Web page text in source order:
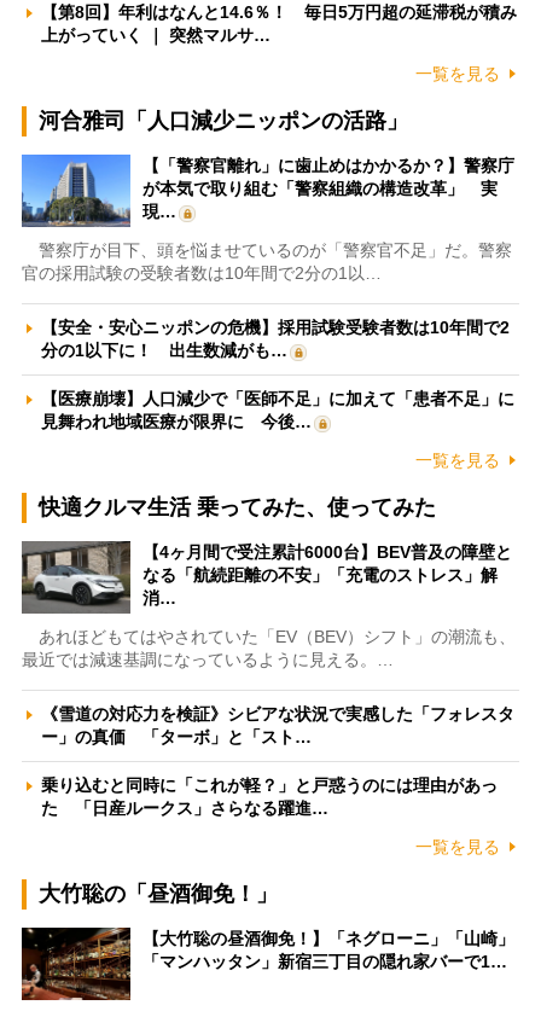
【第8回】年利はなんと14.6％！ 毎日5万円超の延滞税が積み
上がっていく ｜ 突然マルサ…
一覧を見る
河合雅司「人口減少ニッポンの活路」
【「警察官離れ」に歯止めはかかるか？】警察庁
が本気で取り組む「警察組織の構造改革」 実
現…
警察庁が目下、頭を悩ませているのが「警察官不足」だ。警察
官の採用試験の受験者数は10年間で2分の1以…
【安全・安心ニッポンの危機】採用試験受験者数は10年間で2
分の1以下に！ 出生数減がも…
【医療崩壊】人口減少で「医師不足」に加えて「患者不足」に
見舞われ地域医療が限界に 今後…
一覧を見る
快適クルマ生活 乗ってみた、使ってみた
【4ヶ月間で受注累計6000台】BEV普及の障壁と
なる「航続距離の不安」「充電のストレス」解
消…
あれほどもてはやされていた「EV（BEV）シフト」の潮流も、
最近では減速基調になっているように見える。…
《雪道の対応力を検証》シビアな状況で実感した「フォレスタ
ー」の真価 「ターボ」と「スト…
乗り込むと同時に「これが軽？」と戸惑うのには理由があっ
た 「日産ルークス」さらなる躍進…
一覧を見る
大竹聡の「昼酒御免！」
【大竹聡の昼酒御免！】「ネグローニ」「山崎」
「マンハッタン」新宿三丁目の隠れ家バーで1…